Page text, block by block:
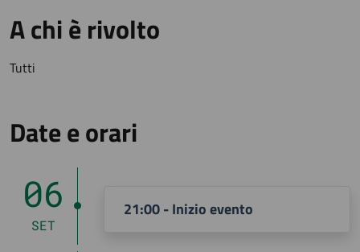
A chi è rivolto
Tutti
Date e orari
06
SET
21:00 - Inizio evento